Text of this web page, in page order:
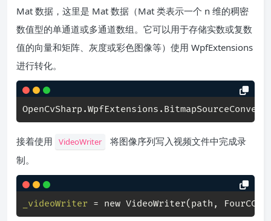
Mat 数据，这里是 Mat 数据（Mat 类表示一个 n 维的稠密
数值型的单通道或多通道数组。它可以用于存储实数或复数
值的向量和矩阵、灰度或彩色图像等）使用 WpfExtensions
进行转化。
接着使用 VideoWriter
将图像序列写入视频文件中完成录
制。
_videoWriter = new VideoWriter(path,